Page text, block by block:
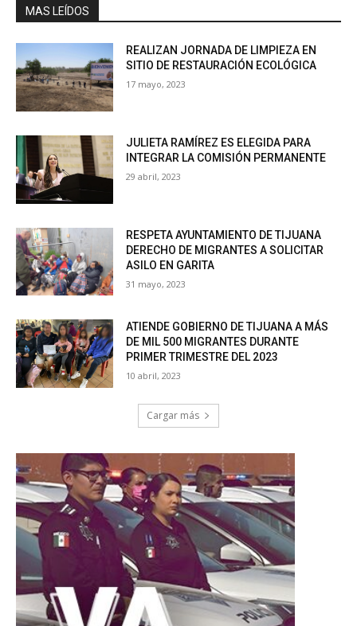
MAS LEÍDOS
REALIZAN JORNADA DE LIMPIEZA EN
SITIO DE RESTAURACIÓN ECOLÓGICA
17 mayo, 2023
JULIETA RAMÍREZ ES ELEGIDA PARA
INTEGRAR LA COMISIÓN PERMANENTE
29 abril, 2023
RESPETA AYUNTAMIENTO DE TIJUANA
DERECHO DE MIGRANTES A SOLICITAR
ASILO EN GARITA
31 mayo, 2023
ATIENDE GOBIERNO DE TIJUANA A MÁS
DE MIL 500 MIGRANTES DURANTE
PRIMER TRIMESTRE DEL 2023
10 abril, 2023
Cargar más